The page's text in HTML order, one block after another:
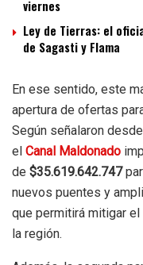
viernes
Ley de Tierras: el
de Sagasti y Flama
En ese sentido, este
apertura de ofertas
Según señalaron
el Canal Maldonado
de $35.619.642.747
nuevos puentes y
que permitirá mitigar
la región.